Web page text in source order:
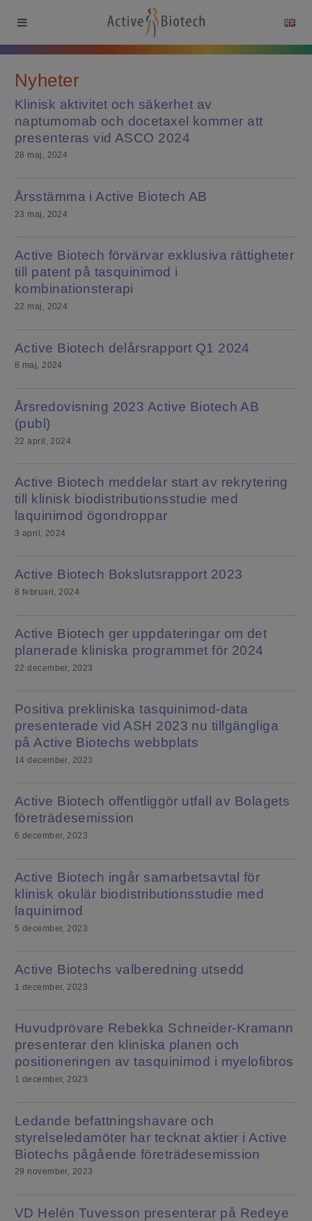
Nyheter
Klinisk aktivitet och säkerhet av
naptumomab och docetaxel kommer att
presenteras vid ASCO 2024
28 maj, 2024
Årsstämma i Active Biotech AB
23 maj, 2024
Active Biotech förvärvar exklusiva rättigheter
till patent på tasquinimod i
kombinationsterapi
22 maj, 2024
Active Biotech delårsrapport Q1 2024
8 maj, 2024
Årsredovisning 2023 Active Biotech AB
(publ)
22 april, 2024
Active Biotech meddelar start av rekrytering
till klinisk biodistributionsstudie med
laquinimod ögondroppar
3 april, 2024
Active Biotech Bokslutsrapport 2023
8 februari, 2024
Active Biotech ger uppdateringar om det
planerade kliniska programmet för 2024
22 december, 2023
Positiva prekliniska tasquinimod-data
presenterade vid ASH 2023 nu tillgängliga
på Active Biotechs webbplats
14 december, 2023
Active Biotech offentliggör utfall av Bolagets
företrädesemission
6 december, 2023
Active Biotech ingår samarbetsavtal för
klinisk okulär biodistributionsstudie med
laquinimod
5 december, 2023
Active Biotechs valberedning utsedd
1 december, 2023
Huvudprövare Rebekka Schneider-Kramann
presenterar den kliniska planen och
positioneringen av tasquinimod i myelofibros
1 december, 2023
Ledande befattningshavare och
styrelseledamöter har tecknat aktier i Active
Biotechs pågående företrädesemission
29 november, 2023
VD Helén Tuvesson presenterar på Redeye